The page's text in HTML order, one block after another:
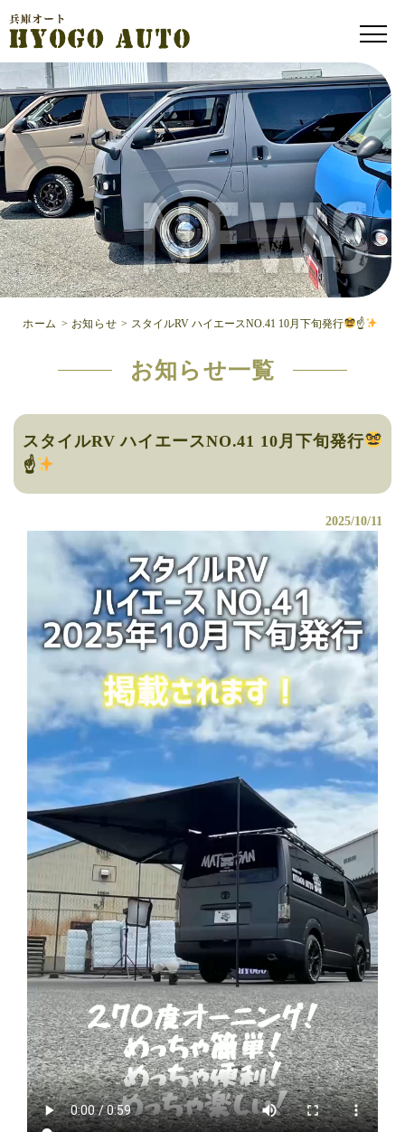
ホーム > お知らせ > スタイルRV ハイエースNO.41 10月下旬発行 ☝
お知らせ一覧
スタイルRV ハイエースNO.41 10月下旬発行
☝
2025/10/11